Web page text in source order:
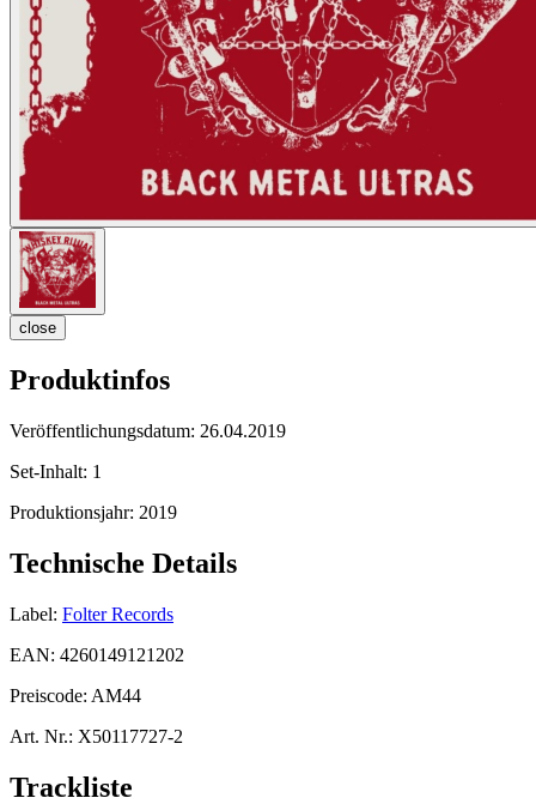
close
Produktinfos
Veröffentlichungsdatum: 26.04.2019
Set-Inhalt: 1
Produktionsjahr: 2019
Technische Details
Label: Folter Records
EAN: 4260149121202
Preiscode: AM44
Art. Nr.: X50117727-2
Trackliste